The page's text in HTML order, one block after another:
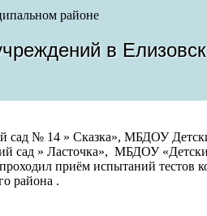
районе
в
№ 14 » Сказка», МБДОУ
сад » Ласточка», МБДОУ
приём испытаний тестов
района .